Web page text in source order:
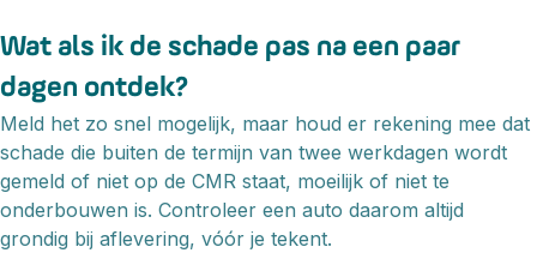
Wat als ik de schade pas na een paar
dagen ontdek?
Meld het zo snel mogelijk, maar houd er rekening mee dat
schade die buiten de termijn van twee werkdagen wordt
gemeld of niet op de CMR staat, moeilijk of niet te
onderbouwen is. Controleer een auto daarom altijd
grondig bij aflevering, vóór je tekent.